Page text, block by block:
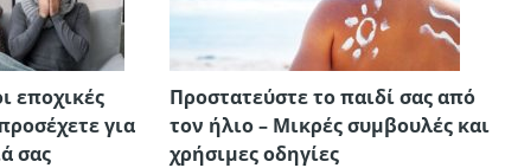
εποχικές
για
σας
Προστατεύστε το παιδί σας από
τον ήλιο – Μικρές συμβουλές και
χρήσιμες οδηγίες